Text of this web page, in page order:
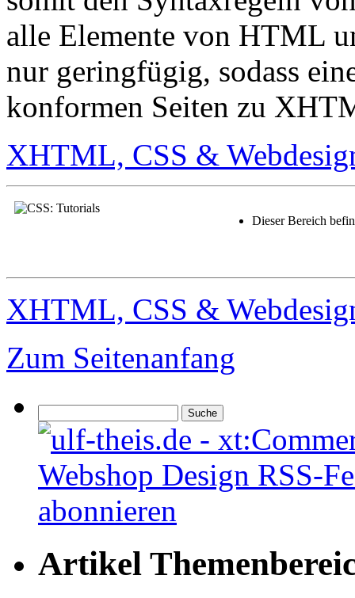
alle Elemente von HTML
nur geringfügig, sodass
konformen Seiten zu
XHTML, CSS &
Dieser Bereich
XHTML, CSS &
Zum Seitenanfang
Artikel